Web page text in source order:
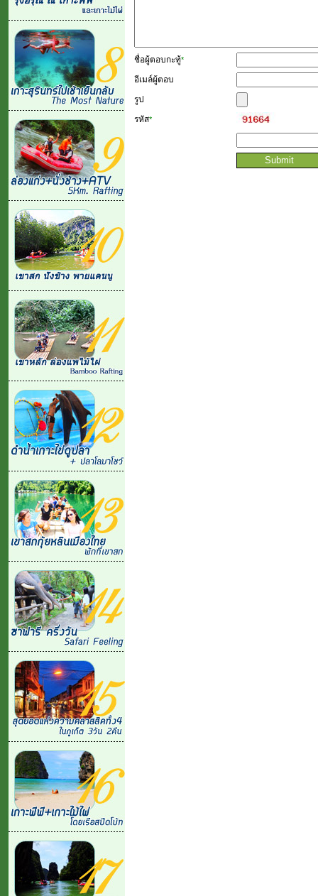
ชื่อผู้ตอบกะทู้*
อีเมล์ผู้ตอบ
รูป
รหัส*